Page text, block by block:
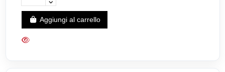
Aggiungi al carrello